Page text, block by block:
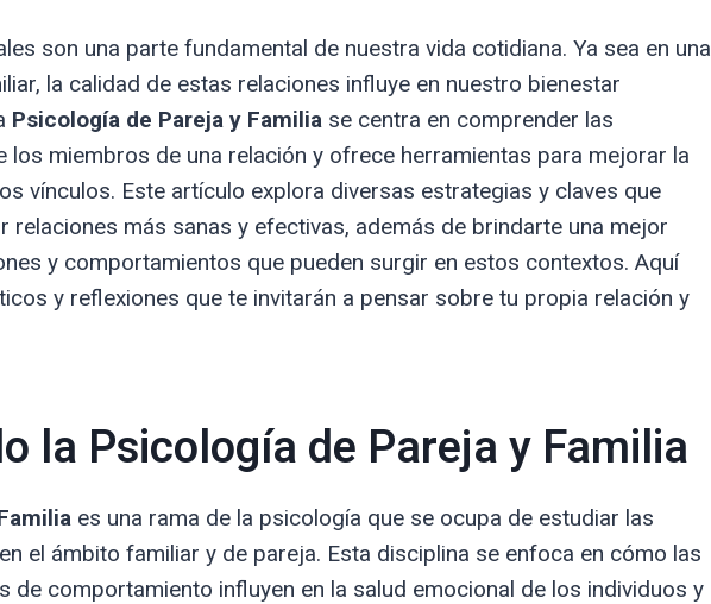
son una parte fundamental de nuestra vida cotidiana. Ya sea en una
la calidad de estas relaciones influye en nuestro bienestar
Psicología de Pareja y Familiase centra en comprender las
los miembros de una relación y ofrece herramientas para mejorar la
vínculos. Este artículo explora diversas estrategias y claves que
relaciones más sanas y efectivas, además de brindarte una mejor
y comportamientos que pueden surgir en estos contextos. Aquí
y reflexiones que te invitarán a pensar sobre tu propia relación y
la Psicología de Pareja y Familia
es una rama de la psicología que se ocupa de estudiar las
el ámbito familiar y de pareja. Esta disciplina se enfoca en cómo las
de comportamiento influyen en la salud emocional de los individuos y